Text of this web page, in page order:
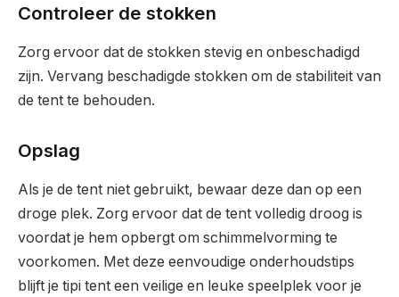
Controleer de stokken
Zorg ervoor dat de stokken stevig en onbeschadigd
zijn. Vervang beschadigde stokken om de stabiliteit van
de tent te behouden.
Opslag
Als je de tent niet gebruikt, bewaar deze dan op een
droge plek. Zorg ervoor dat de tent volledig droog is
voordat je hem opbergt om schimmelvorming te
voorkomen. Met deze eenvoudige onderhoudstips
blijft je tipi tent een veilige en leuke speelplek voor je